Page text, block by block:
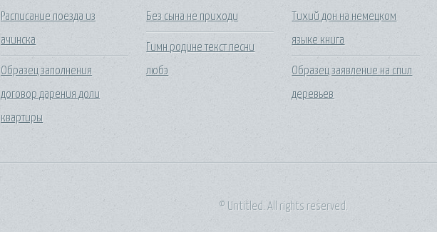
Расписание поезда из
ачинска
Образец заполнения
договор дарения доли
квартиры
Без сына не приходи
Гимн родине текст песни
любэ
Тихий дон на немецком
языке книга
Образец заявление на спил
деревьев
© Untitled. All rights reserved.